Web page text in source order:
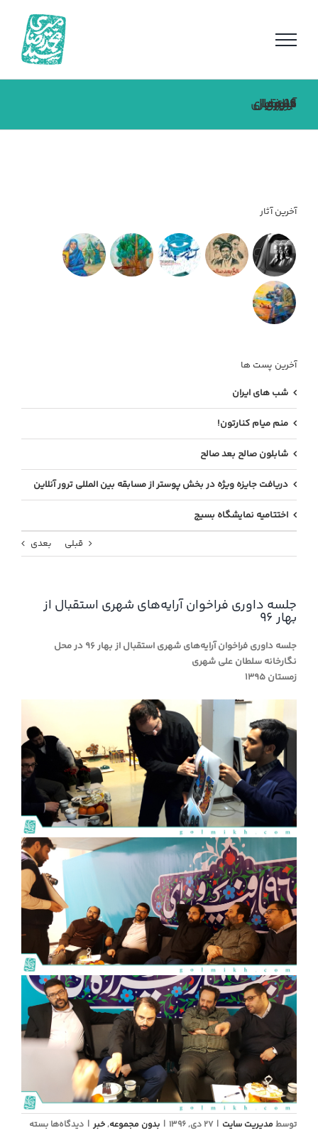
جلسه داوری فراخوان آرایه‌های شهری استقبال از بهار ۹۶
قبلی بعدی
جلسه داوری فراخوان آرایه‌های شهری استقبال از
بهار ۹۶
جلسه داوری فراخوان آرایه‌های شهری استقبال از بهار ۹۶ در محل
نگارخانه سلطان علی شهری
زمستان ۱۳۹۵
توسط مدیریت سایت | 27 دی, 1396 | بدون مجموعه,خبر | دیدگاه‌ها برای
بسته
آخرین آثار
آخرین پست ها
شب های ایران
منم میام کنارتون!
شابلون صالح بعد صالح
دریافت جایزه ویژه در بخش پوستر از مسابقه بین المللی ترور آنلاین
اختتامیه نمایشگاه بسیج